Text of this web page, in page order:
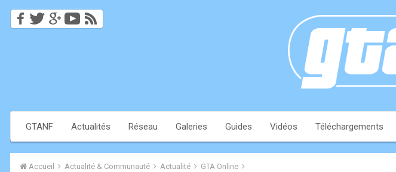
GTANF Actualités Réseau Galeries Guides Vidéos Téléchargements
Accueil Actualité & Communauté Actualité
GTA Online